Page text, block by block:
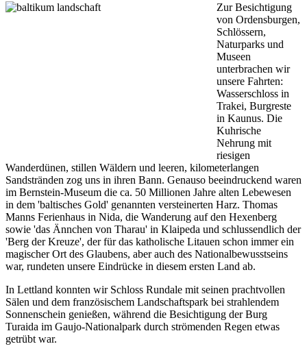
Zur Besichtigung
von Ordensburgen,
Schlössern,
Naturparks und
Museen
unterbrachen wir
unsere Fahrten:
Wasserschloss in
Trakei, Burgreste
in Kaunus. Die
Kuhrische
Nehrung mit
riesigen
Wanderdünen, stillen Wäldern und leeren, kilometerlangen
Sandstränden zog uns in ihren Bann. Genauso beeindruckend waren
im Bernstein-Museum die ca. 50 Millionen Jahre alten Lebewesen
in dem 'baltisches Gold' genannten versteinerten Harz. Thomas
Manns Ferienhaus in Nida, die Wanderung auf den Hexenberg
sowie 'das Ännchen von Tharau' in Klaipeda und schlussendlich der
'Berg der Kreuze', der für das katholische Litauen schon immer ein
magischer Ort des Glaubens, aber auch des Nationalbewusstseins
war, rundeten unsere Eindrücke in diesem ersten Land ab.
In Lettland konnten wir Schloss Rundale mit seinen prachtvollen
Sälen und dem französischem Landschaftspark bei strahlendem
Sonnenschein genießen, während die Besichtigung der Burg
Turaida im Gaujo-Nationalpark durch strömenden Regen etwas
getrübt war.